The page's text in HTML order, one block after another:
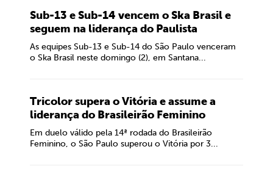
Sub-13 e Sub-14 vencem o Ska Brasil e
seguem na liderança do Paulista
As equipes Sub-13 e Sub-14 do São Paulo venceram
o Ska Brasil neste domingo (2), em Santana...
Tricolor supera o Vitória e assume a
liderança do Brasileirão Feminino
Em duelo válido pela 14ª rodada do Brasileirão
Feminino, o São Paulo superou o Vitória por 3...